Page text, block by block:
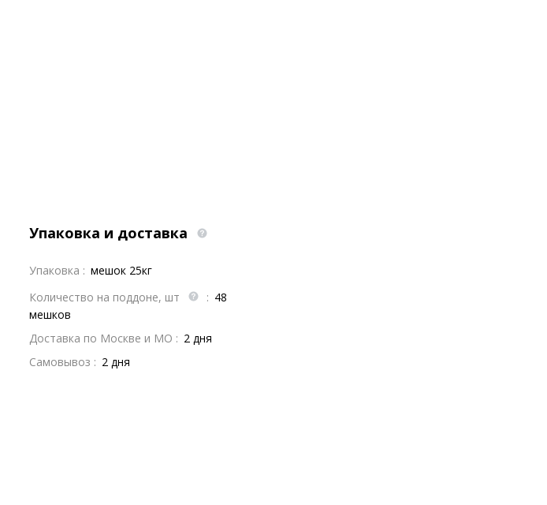
Упаковка и доставка
Упаковка : мешок 25кг
Количество на поддоне, шт
: 48
мешков
Доставка по Москве и МО : 2 дня
Самовывоз : 2 дня